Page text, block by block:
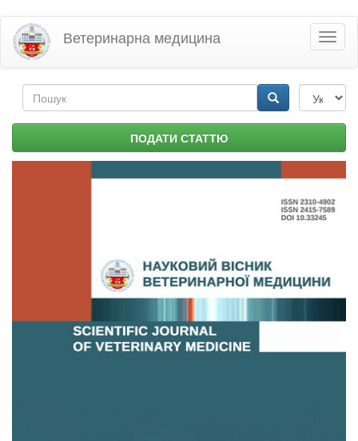
Перейти
основного
матеріалу
Ветеринарна медицина
Пошукова
форма ПОДАТИ СТАТТЮ